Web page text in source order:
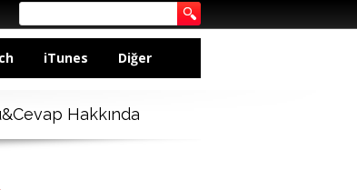
iTunes Diğer
Hakkında